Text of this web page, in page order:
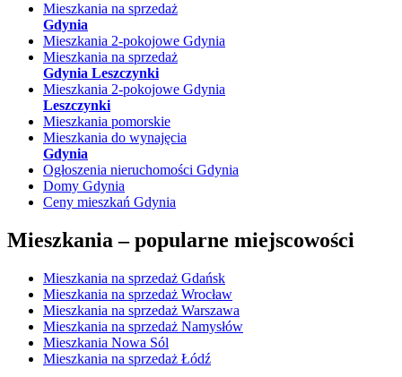
Mieszkania na sprzedaż
Gdynia
Mieszkania 2-pokojowe Gdynia
Mieszkania na sprzedaż
Gdynia Leszczynki
Mieszkania 2-pokojowe Gdynia
Leszczynki
Mieszkania pomorskie
Mieszkania do wynajęcia
Gdynia
Ogłoszenia nieruchomości Gdynia
Domy Gdynia
Ceny mieszkań Gdynia
Mieszkania –popularne miejscowości
Mieszkania na sprzedaż Gdańsk
Mieszkania na sprzedaż Wrocław
Mieszkania na sprzedaż Warszawa
Mieszkania na sprzedaż Namysłów
Mieszkania Nowa Sól
Mieszkania na sprzedaż Łódź